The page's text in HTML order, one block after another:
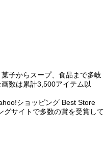
子からスープ、食品まで多岐
数は累計3,500アイテム以
ショッピング Best Store
グサイトで多数の賞を受賞して